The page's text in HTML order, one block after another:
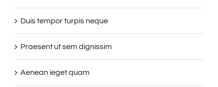
Duis tempor turpis neque
Praesent ut sem dignissim
Aenean ieget quam